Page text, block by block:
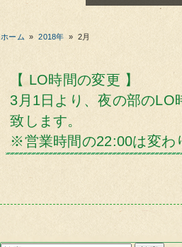
ホーム »2018年 »2月
【 LO時間の変更 】
3月1日より、夜の部のLO
致します。
※営業時間の22:00は変わ